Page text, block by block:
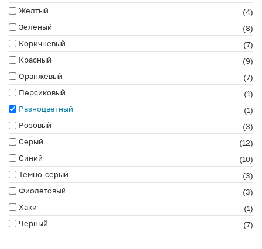
Желтый
(4)
Зеленый
(8)
Коричневый
(7)
Красный
(9)
Оранжевый
(7)
Персиковый
(1)
Разноцветный
(1)
Розовый
(3)
Серый
(12)
Синий
(10)
Темно-серый
(3)
Фиолетовый
(3)
Хаки
(1)
Черный
(7)